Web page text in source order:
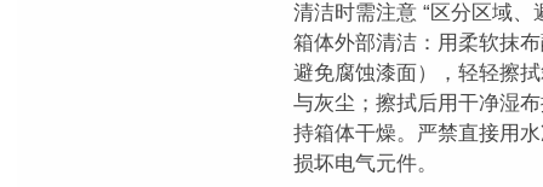
清洁时需注意 “区分区域、
箱体外部清洁：用柔软抹
避免腐蚀漆面），轻轻擦
与灰尘；擦拭后用干净湿
持箱体干燥。严禁直接用
损坏电气元件。